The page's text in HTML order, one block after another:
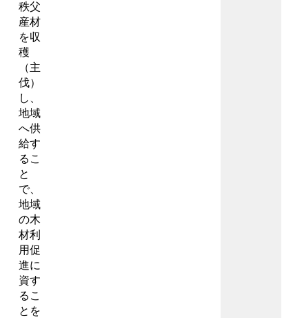
秩父
産材
を収
穫
（主
伐）
し、
地域
へ供
給す
るこ
と
で、
地域
の木
材利
用促
進に
資す
るこ
とを